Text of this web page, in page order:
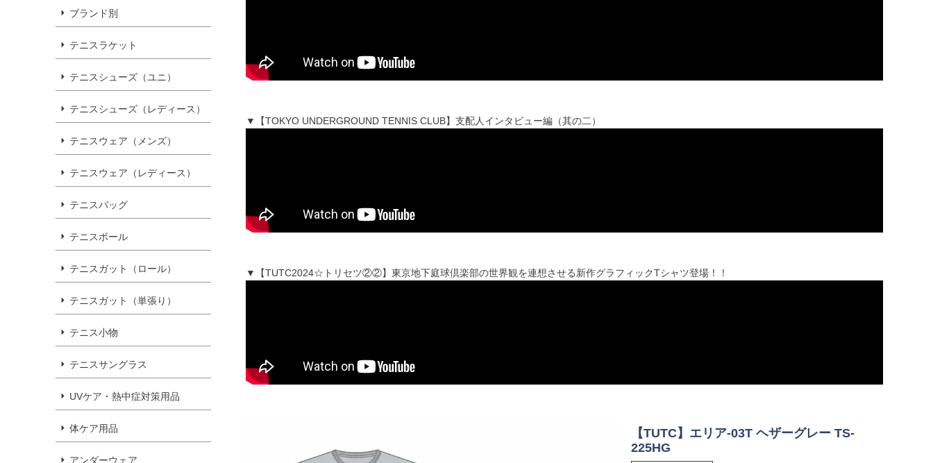
ブランド別
テニスラケット
テニスシューズ（ユニ）
テニスシューズ（レディース）
テニスウェア（メンズ）
テニスウェア（レディース）
テニスバッグ
テニスボール
テニスガット（ロール）
テニスガット（単張り）
テニス小物
テニスサングラス
UVケア・熱中症対策用品
体ケア用品
アンダーウェア
▼【TOKYO UNDERGROUND TENNIS CLUB】支配人インタビュー編（其の二）
▼【TUTC2024☆トリセツ②②】東京地下庭球倶楽部の世界観を連想させる新作グラフィックTシャツ登場！！
【TUTC】エリア-03T ヘザーグレー TS-
225HG